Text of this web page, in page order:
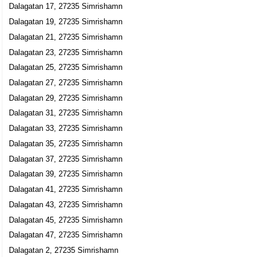
0414-16811
Dalagatan 39, 27235 Simrishamn
Made of Cina
Christina Helena Andersson
0414-411430
Dalagatan 6, 27235 Simrishamn
Dalagatan 17, 27235 Simrishamn
Dalagatan 19, 27235 Simrishamn
Dalagatan 21, 27235 Simrishamn
Dalagatan 23, 27235 Simrishamn
Dalagatan 25, 27235 Simrishamn
Dalagatan 27, 27235 Simrishamn
Dalagatan 29, 27235 Simrishamn
Dalagatan 31, 27235 Simrishamn
Dalagatan 33, 27235 Simrishamn
Dalagatan 35, 27235 Simrishamn
Dalagatan 37, 27235 Simrishamn
Dalagatan 39, 27235 Simrishamn
Dalagatan 41, 27235 Simrishamn
Dalagatan 43, 27235 Simrishamn
Dalagatan 45, 27235 Simrishamn
Dalagatan 47, 27235 Simrishamn
Dalagatan 2, 27235 Simrishamn